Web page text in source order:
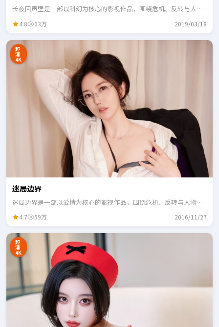
长夜回声壁是一部以科幻为核心的影视作品，围绕危机、反转与人物
4.8 63万 2019/03/18
超
清
4K
迷局边界
迷局边界是一部以爱情为核心的影视作品，围绕危机、反转与人物成
4.7 59万 2016/11/27
超
清
4K